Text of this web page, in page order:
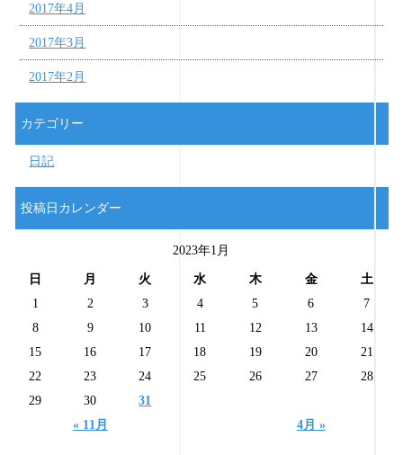
2017年4月
2017年3月
2017年2月
カテゴリー
日記
投稿日カレンダー
2023年1月
日 月 火 水 木 金 土
« 11月 4月 »
1 2 3 4 5 6
7
8
9 10 11 12 13
14
15
16 17 18 19 20
21
22
23 24 25 26 27
28
29
30 31